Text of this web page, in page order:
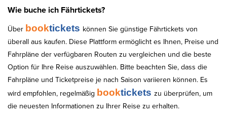
Wie buche ich Fährtickets?
Über booktickets können Sie günstige Fährtickets von
überall aus kaufen. Diese Plattform ermöglicht es Ihnen, Preise und
Fahrpläne der verfügbaren Routen zu vergleichen und die beste
Option für Ihre Reise auszuwählen. Bitte beachten Sie, dass die
Fahrpläne und Ticketpreise je nach Saison variieren können. Es
wird empfohlen, regelmäßig booktickets zu überprüfen, um
die neuesten Informationen zu Ihrer Reise zu erhalten.